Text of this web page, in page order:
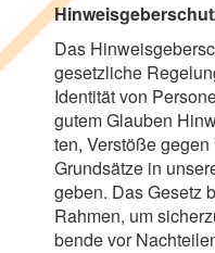
Das
gesetz­li­che
Iden­ti­tät von
gutem Glau­ben
ten, Ver­stöße
Grund­sätze in
geben. Das Gesetz
Rah­men, um
bende vor